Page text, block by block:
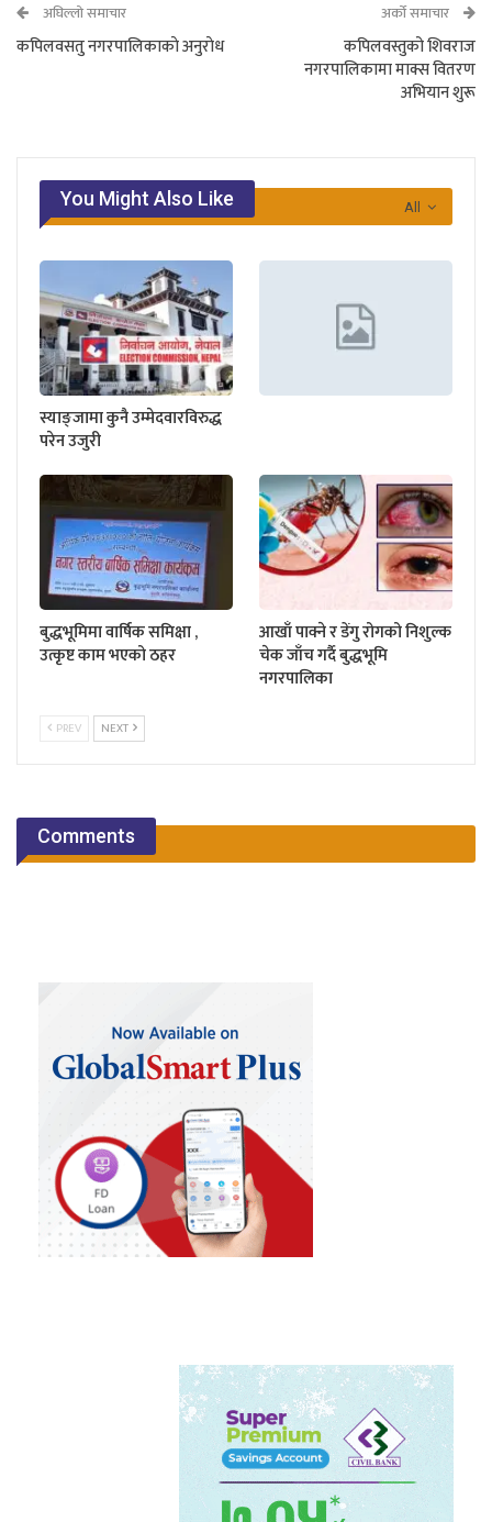
अघिल्लो समाचार
कपिलवसतु नगरपालिकाकाे अनुराेध
अर्को समाचार
कपिलवस्तुको शिवराज
नगरपालिकामा माक्स वितरण
अभियान शुरू
All
You Might Also Like
स्याङ्जामा कुनै उम्मेदवारविरुद्ध
परेन उजुरी
बुद्धभूमिमा वार्षिक समिक्षा ,
उत्कृष्ट काम भएको ठहर
आखाँ पाक्ने र डेंगु रोगको निशुल्क
चेक जाँच गर्दै बुद्धभूमि
नगरपालिका
PREV NEXT
Comments